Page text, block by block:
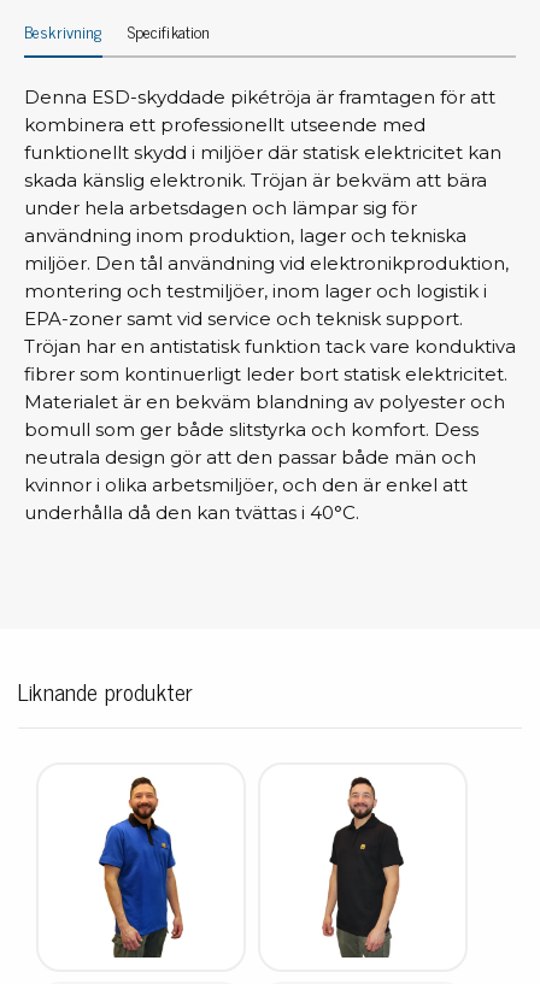
Beskrivning Specifikation
Denna ESD-skyddade pikétröja är framtagen för att
kombinera ett professionellt utseende med
funktionellt skydd i miljöer där statisk elektricitet kan
skada känslig elektronik. Tröjan är bekväm att bära
under hela arbetsdagen och lämpar sig för
användning inom produktion, lager och tekniska
miljöer. Den tål användning vid elektronikproduktion,
montering och testmiljöer, inom lager och logistik i
EPA-zoner samt vid service och teknisk support.
Tröjan har en antistatisk funktion tack vare konduktiva
fibrer som kontinuerligt leder bort statisk elektricitet.
Materialet är en bekväm blandning av polyester och
bomull som ger både slitstyrka och komfort. Dess
neutrala design gör att den passar både män och
kvinnor i olika arbetsmiljöer, och den är enkel att
underhålla då den kan tvättas i 40°C.
Liknande produkter